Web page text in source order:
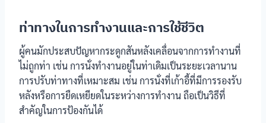
ท่าทางในการทำงานและการใช้ชีวิต
ผู้คนมักประสบปัญหากระดูกสันหลังเคลื่อนจากการทำงานที่
ไม่ถูกท่า เช่น การนั่งทำงานอยู่ในท่าเดิมเป็นระยะเวลานาน
การปรับท่าทางที่เหมาะสม เช่น การนั่งที่เก้าอี้ที่มีการรองรับ
หลังหรือการยืดเหยียดในระหว่างการทำงาน ถือเป็นวิธีที่
สำคัญในการป้องกันได้